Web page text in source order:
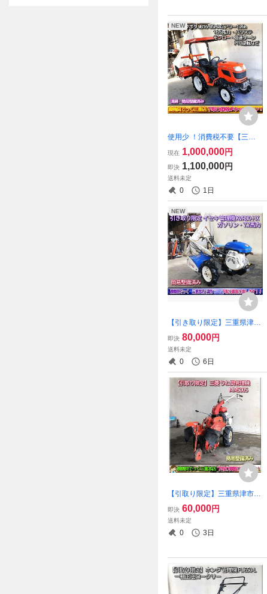
NEW
使用少 ！消費税不要【三重
県津市】簡易整備済み クボ
タ トラクター JB16-BSMAG
126時間 パワステ 16.5馬力
モンロー水平 PTO逆転など
現在 1,000,000円
即決 1,100,000円
送料未定
0 1日
NEW
【引き取り限定】三重県津市
簡易整備済み イセキ 管理機
耕運機 KVR80-HX 耕うん機
8馬力 ガソリンエンジン
即決 80,000円
送料未定
0 6日
【引取り限定】三重県津市
三菱 畝間 管理機 MM500S ハ
ンドル反転 5.0馬力 うね間 耕
うん 土あげ 除草 カルチ （M
M501S）
即決 60,000円
送料未定
0 3日